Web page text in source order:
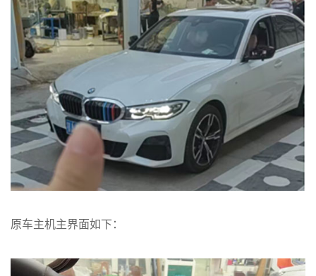
原车主机主界面如下：